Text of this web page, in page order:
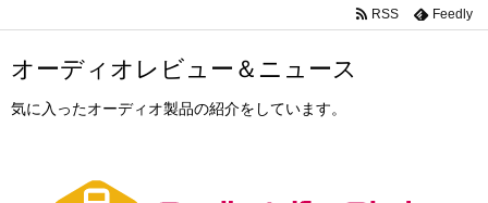
オーディオレビュー＆ニュース
気に入ったオーディオ製品の紹介をしています。
RSS Feedly